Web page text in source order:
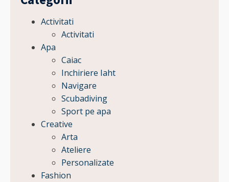
Activitati
Activitati
Apa
Caiac
Inchiriere Iaht
Navigare
Scubadiving
Sport pe apa
Creative
Arta
Ateliere
Personalizate
Fashion